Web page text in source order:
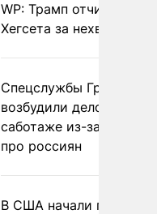
WP: Трамп отчитал
Хегсета за нехватку
Спецслужбы Грузии
возбудили дело о
саботаже из-за фейков
про россиян
В США начали